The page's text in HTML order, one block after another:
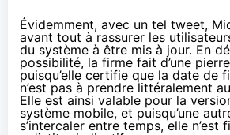
Évidemment, avec un tel tweet,
avant tout à rassurer les
du système à être mis à jour. En
possibilité, la firme fait d’une
puisqu’elle certifie que la date de
n’est pas à prendre littéralement
Elle est ainsi valable pour la
système mobile, et puisqu’une
s’intercaler entre temps, elle n’est